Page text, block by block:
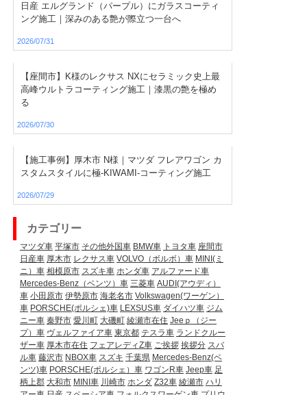
日産 エルグランド（パープル）にガラスコーティ
ング施工｜深みのある艶が際立つ一台へ
2026/07/31
【座間市】K様のレクサス NXにセラミック史上最
高峰ウルトラコーティング施工｜漆黒の艶を極め
る
2026/07/30
【施工事例】厚木市 N様｜マツダ フレアワゴン カ
スタムスタイルに極-KIWAMI-コーティング施工
2026/07/29
カテゴリー
マツダ車 平塚市 その他外国車 BMW車 トヨタ車 座間市
日産車 厚木市 レクサス車 VOLVO（ボルボ）車 MINI(ミ
ニ）車 相模原市 スズキ車 ホンダ車 アルファード車
Mercedes-Benz（ベンツ）車 三菱車 AUDI(アウディ）
車 小田原市 伊勢原市 海老名市 Volkswagen(ワーゲン）
車 PORSCHE(ポルシェ)車 LEXSUS車 ダイハツ車 ジム
ニー車 秦野市 愛川町 大磯町 綾瀬市在住 Jeeｐ（ジー
プ）車 ヴェルファイア車 東京都 テスラ車 ランドクルー
ザー車 厚木市在住 フェアレディZ車 ご挨拶 挨拶分 スバ
ル車 藤沢市 NBOX車 スズキ 千葉県 Mercedes-Benz(ベ
ンツ)車 PORSCHE(ポルシェ）車 ワゴンR車 Jeep車 足
柄上郡 大和市 MINI車 川崎市 ホンダ Z32車 綾瀬市 ハリ